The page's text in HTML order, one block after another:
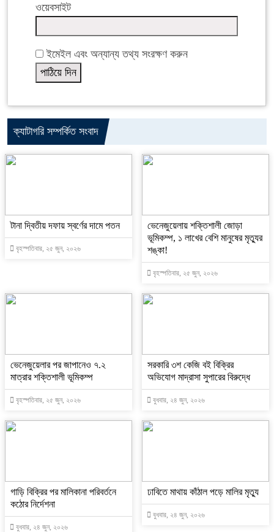
ওয়েবসাইট
ইমেইল এবং অন্যান্য তথ্য সংরক্ষণ করুন
ক্যাটাগরি সম্পর্কিত সংবাদ
টানা দ্বিতীয় দফায় স্বর্ণের দামে পতন
বৃহস্পতিবার, ২৫ জুন, ২০২৬
ভেনেজুয়েলায় শক্তিশালী জোড়া
ভূমিকম্প, ১ লাখের বেশি মানুষের মৃত্যুর
শঙ্কা!
বৃহস্পতিবার, ২৫ জুন, ২০২৬
ভেনেজুয়েলার পর জাপানেও ৭.২
মাত্রার শক্তিশালী ভূমিকম্প
বৃহস্পতিবার, ২৫ জুন, ২০২৬
সরকারি ৩শ কেজি বই বিক্রির
অভিযোগ মাদ্রাসা সুপারের বিরুদ্ধে
বুধবার, ২৪ জুন, ২০২৬
গাড়ি বিক্রির পর মালিকানা পরিবর্তনে
কঠোর নির্দেশনা
বুধবার, ২৪ জুন, ২০২৬
ঢাবিতে মাথায় কাঁঠাল পড়ে মালির মৃত্যু
বুধবার, ২৪ জুন, ২০২৬